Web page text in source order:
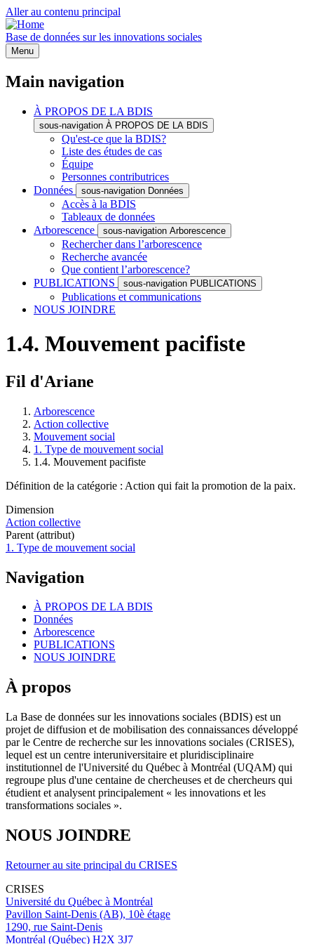
Aller au contenu principal
Base de données sur les innovations sociales
Menu
Main navigation
À PROPOS DE LA BDIS
sous-navigation À PROPOS DE LA BDIS
Qu'est-ce que la BDIS?
Liste des études de cas
Équipe
Personnes contributrices
Données
sous-navigation Données
Accès à la BDIS
Tableaux de données
Arborescence
sous-navigation Arborescence
Rechercher dans l’arborescence
Recherche avancée
Que contient l’arborescence?
PUBLICATIONS
sous-navigation PUBLICATIONS
Publications et communications
NOUS JOINDRE
1.4. Mouvement pacifiste
Fil d'Ariane
Arborescence
Action collective
Mouvement social
1. Type de mouvement social
1.4. Mouvement pacifiste
Définition de la catégorie : Action qui fait la promotion de la paix.
Dimension
Action collective
Parent (attribut)
1. Type de mouvement social
Navigation
À PROPOS DE LA BDIS
Données
Arborescence
PUBLICATIONS
NOUS JOINDRE
À propos
La Base de données sur les innovations sociales (BDIS) est un
projet de diffusion et de mobilisation des connaissances développé
par le Centre de recherche sur les innovations sociales (CRISES),
lequel est un centre interuniversitaire et pluridisciplinaire
institutionnel de l'Université du Québec à Montréal (UQAM) qui
regroupe plus d'une centaine de chercheuses et de chercheurs qui
étudient et analysent principalement « les innovations et les
transformations sociales ».
NOUS JOINDRE
Retourner au site principal du CRISES
CRISES
Université du Québec à Montréal
Pavillon Saint-Denis (AB), 10è étage
1290, rue Saint-Denis
Montréal (Québec) H2X 3J7